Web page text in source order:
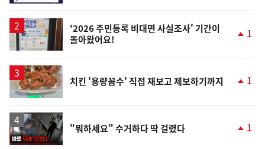
일
'2026 주민등록 비대면 사실조사' 기간이
돌아왔어요!
상
1
치킨 '용량꼼수' 직접 재보고 제보하기까지
상
1
영
상
"뭐하세요" 수거하다 딱 걸렸다 1